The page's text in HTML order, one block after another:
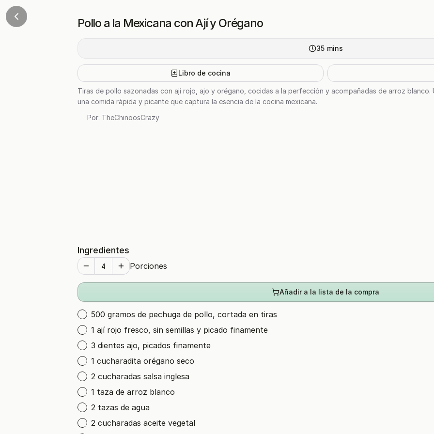
Pollo a la Mexicana con Ají y Orégano
35 mins
Libro de cocina
Tiras de pollo sazonadas con ají rojo, ajo y orégano, cocidas a la perfección y acompañadas de arroz
una comida rápida y picante que captura la esencia de la cocina mexicana.
Por: TheChinoosCrazy
Ingredientes
Porciones
Añadir a la lista de la compra
500 gramos de pechuga de pollo, cortada en tiras
1 ají rojo fresco, sin semillas y picado finamente
3 dientes ajo, picados finamente
1 cucharadita orégano seco
2 cucharadas salsa inglesa
1 taza de arroz blanco
2 tazas de agua
2 cucharadas aceite vegetal